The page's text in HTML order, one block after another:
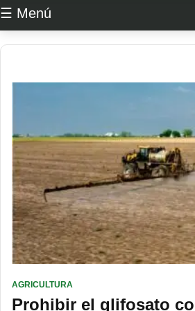
☰ Menú
AGRICULTURA
Prohibir el glifosato